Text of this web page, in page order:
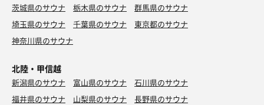
茨城県のサウナ 栃木県のサウナ
群馬県のサウナ
埼玉県のサウナ
千葉県のサウナ
東京都のサウナ
神奈川県のサウナ
北陸・甲信越
新潟県のサウナ 富山県のサウナ
石川県のサウナ
福井県のサウナ
山梨県のサウナ 長野県のサウナ